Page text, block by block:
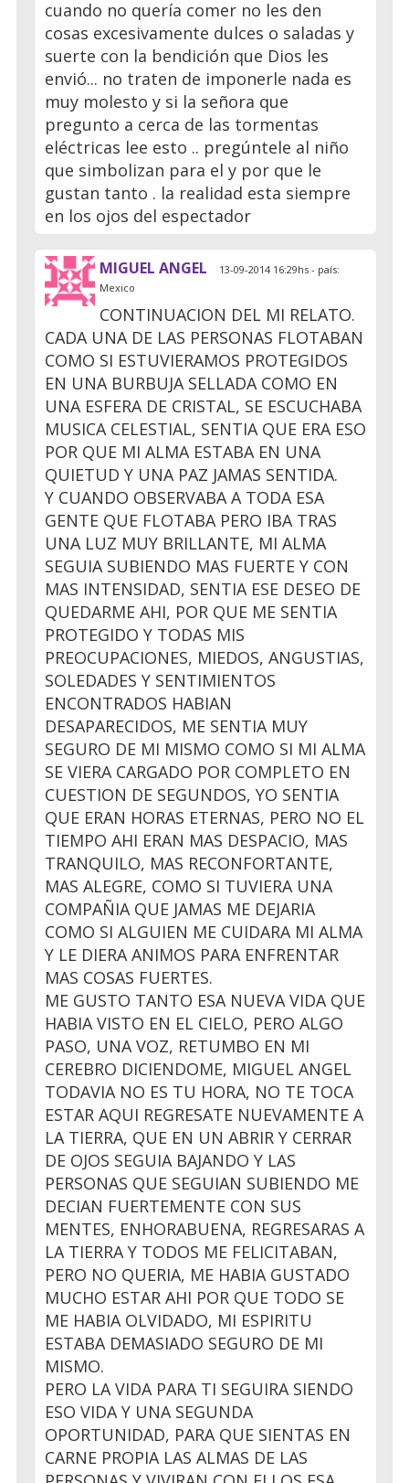
cuando no quería comer no les den
cosas excesivamente dulces o saladas y
suerte con la bendición que Dios les
envió... no traten de imponerle nada es
muy molesto y si la señora que
pregunto a cerca de las tormentas
eléctricas lee esto .. pregúntele al niño
que simbolizan para el y por que le
gustan tanto . la realidad esta siempre
en los ojos del espectador
MIGUEL ANGEL 13-09-2014 16:29hs - país:
Mexico
CONTINUACION DEL MI RELATO.
CADA UNA DE LAS PERSONAS FLOTABAN
COMO SI ESTUVIERAMOS PROTEGIDOS
EN UNA BURBUJA SELLADA COMO EN
UNA ESFERA DE CRISTAL, SE ESCUCHABA
MUSICA CELESTIAL, SENTIA QUE ERA ESO
POR QUE MI ALMA ESTABA EN UNA
QUIETUD Y UNA PAZ JAMAS SENTIDA.
Y CUANDO OBSERVABA A TODA ESA
GENTE QUE FLOTABA PERO IBA TRAS
UNA LUZ MUY BRILLANTE, MI ALMA
SEGUIA SUBIENDO MAS FUERTE Y CON
MAS INTENSIDAD, SENTIA ESE DESEO DE
QUEDARME AHI, POR QUE ME SENTIA
PROTEGIDO Y TODAS MIS
PREOCUPACIONES, MIEDOS, ANGUSTIAS,
SOLEDADES Y SENTIMIENTOS
ENCONTRADOS HABIAN
DESAPARECIDOS, ME SENTIA MUY
SEGURO DE MI MISMO COMO SI MI ALMA
SE VIERA CARGADO POR COMPLETO EN
CUESTION DE SEGUNDOS, YO SENTIA
QUE ERAN HORAS ETERNAS, PERO NO EL
TIEMPO AHI ERAN MAS DESPACIO, MAS
TRANQUILO, MAS RECONFORTANTE,
MAS ALEGRE, COMO SI TUVIERA UNA
COMPAÑIA QUE JAMAS ME DEJARIA
COMO SI ALGUIEN ME CUIDARA MI ALMA
Y LE DIERA ANIMOS PARA ENFRENTAR
MAS COSAS FUERTES.
ME GUSTO TANTO ESA NUEVA VIDA QUE
HABIA VISTO EN EL CIELO, PERO ALGO
PASO, UNA VOZ, RETUMBO EN MI
CEREBRO DICIENDOME, MIGUEL ANGEL
TODAVIA NO ES TU HORA, NO TE TOCA
ESTAR AQUI REGRESATE NUEVAMENTE A
LA TIERRA, QUE EN UN ABRIR Y CERRAR
DE OJOS SEGUIA BAJANDO Y LAS
PERSONAS QUE SEGUIAN SUBIENDO ME
DECIAN FUERTEMENTE CON SUS
MENTES, ENHORABUENA, REGRESARAS A
LA TIERRA Y TODOS ME FELICITABAN,
PERO NO QUERIA, ME HABIA GUSTADO
MUCHO ESTAR AHI POR QUE TODO SE
ME HABIA OLVIDADO, MI ESPIRITU
ESTABA DEMASIADO SEGURO DE MI
MISMO.
PERO LA VIDA PARA TI SEGUIRA SIENDO
ESO VIDA Y UNA SEGUNDA
OPORTUNIDAD, PARA QUE SIENTAS EN
CARNE PROPIA LAS ALMAS DE LAS